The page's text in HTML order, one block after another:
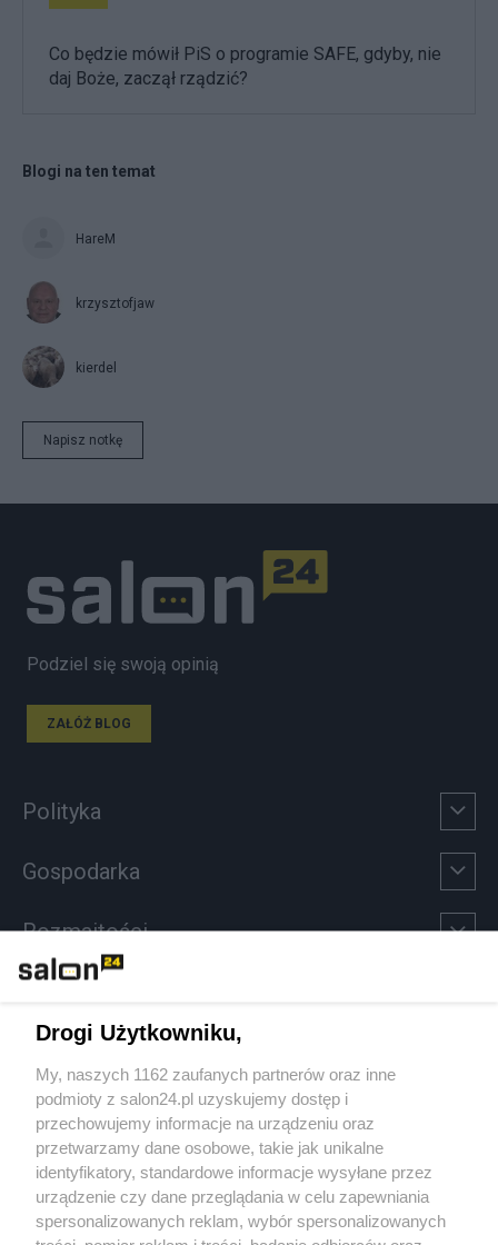
Co będzie mówił PiS o programie SAFE, gdyby, nie
daj Boże, zaczął rządzić?
Blogi na ten temat
HareM
krzysztofjaw
kierdel
Napisz notkę
Podziel się swoją opinią
ZAŁÓŻ BLOG
Polityka
Gospodarka
Rozmaitości
Sport
Społeczeństwo
Kultura
Drogi Użytkowniku,
My, naszych 1162 zaufanych partnerów oraz inne
podmioty z salon24.pl uzyskujemy dostęp i
przechowujemy informacje na urządzeniu oraz
przetwarzamy dane osobowe, takie jak unikalne
identyfikatory, standardowe informacje wysyłane przez
urządzenie czy dane przeglądania w celu zapewniania
spersonalizowanych reklam, wybór spersonalizowanych